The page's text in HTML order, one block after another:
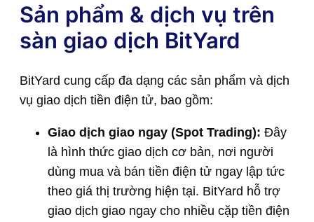
Sản phẩm & dịch vụ trên
sàn giao dịch BitYard
BitYard cung cấp đa dạng các sản phẩm và dịch
vụ giao dịch tiền điện tử, bao gồm:
Giao dịch giao ngay (Spot Trading): Đây
là hình thức giao dịch cơ bản, nơi người
dùng mua và bán tiền điện tử ngay lập tức
theo giá thị trường hiện tại. BitYard hỗ trợ
giao dịch giao ngay cho nhiều cặp tiền điện